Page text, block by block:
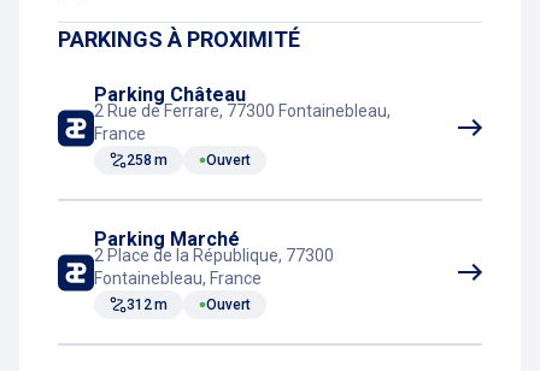
PARKINGS À PROXIMITÉ
Parking Château
2 Rue de Ferrare, 77300 Fontainebleau,
France
258 m Ouvert
Parking Marché
2 Place de la République, 77300
Fontainebleau, France
312 m Ouvert